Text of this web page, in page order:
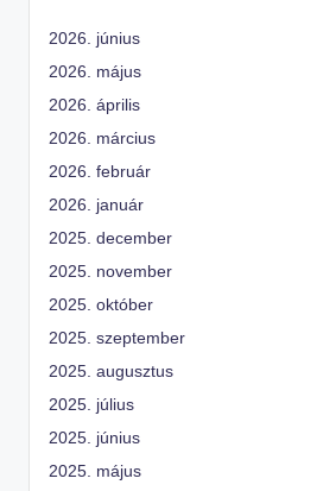
2026. június
2026. május
2026. április
2026. március
2026. február
2026. január
2025. december
2025. november
2025. október
2025. szeptember
2025. augusztus
2025. július
2025. június
2025. május